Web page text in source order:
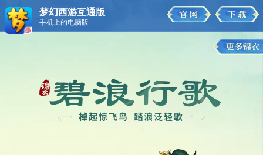
梦幻西游互通版
手机上的电脑版